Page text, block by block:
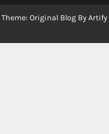
Theme: Original Blog By Artify